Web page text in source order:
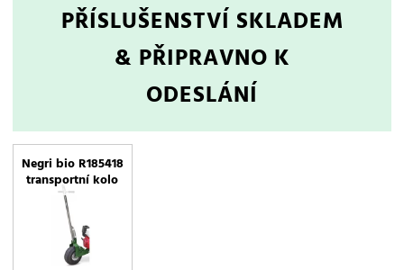
PŘÍSLUŠENSTVÍ SKLADEM
& PŘIPRAVNO K
ODESLÁNÍ
Negri bio R185418
transportní kolo